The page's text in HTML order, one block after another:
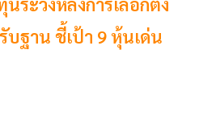
บฐาน ชี้เป้า 9 หุ้นเด่น